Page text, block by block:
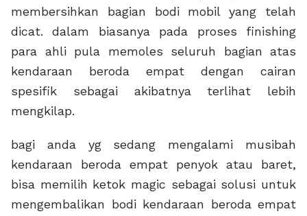
membersihkan bagian bodi mobil yang telah
dicat. dalam biasanya pada proses finishing
para ahli pula memoles seluruh bagian atas
kendaraan beroda empat dengan cairan
spesifik sebagai akibatnya terlihat lebih
mengkilap.
bagi anda yg sedang mengalami musibah
kendaraan beroda empat penyok atau baret,
bisa memilih ketok magic sebagai solusi untuk
mengembalikan bodi kendaraan beroda empat